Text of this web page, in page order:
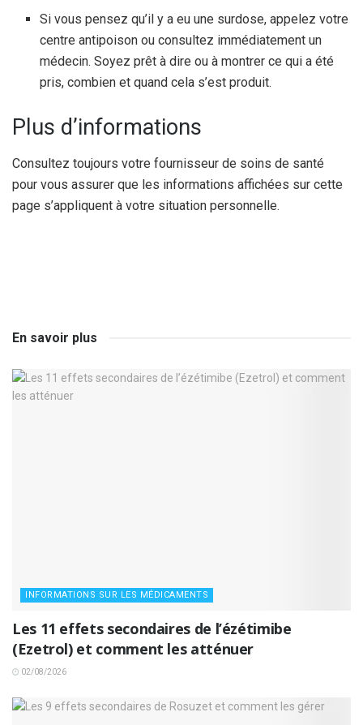
Si vous pensez qu’il y a eu une surdose, appelez votre
centre antipoison ou consultez immédiatement un
médecin. Soyez prêt à dire ou à montrer ce qui a été
pris, combien et quand cela s’est produit.
Plus d’informations
Consultez toujours votre fournisseur de soins de santé
pour vous assurer que les informations affichées sur cette
page s’appliquent à votre situation personnelle.
En savoir plus
INFORMATIONS SUR LES MÉDICAMENTS
Les 11 effets secondaires de l’ézétimibe
(Ezetrol) et comment les atténuer
02/08/2026